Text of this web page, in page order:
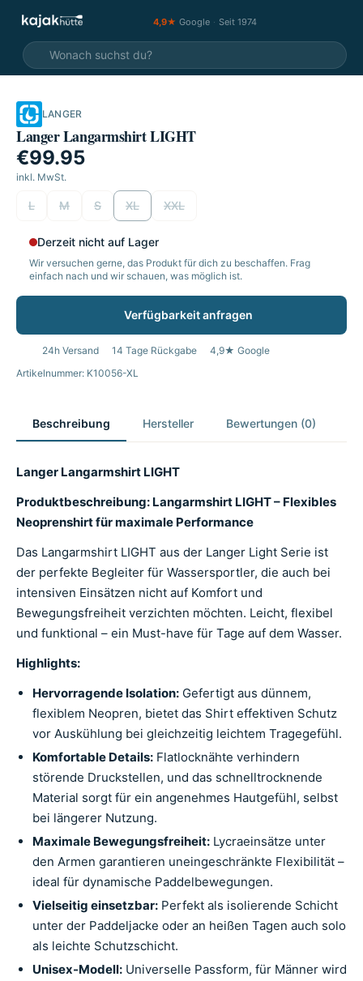
4,9★ Google · Seit 1974
LANGER
Langer Langarmshirt LIGHT
€99.95
inkl. MwSt.
wählen
L M S XL XXL
Derzeit nicht auf Lager
Wir versuchen gerne, das Produkt für dich zu beschaffen. Frag
einfach nach und wir schauen, was möglich ist.
Verfügbarkeit anfragen
24h Versand 14 Tage Rückgabe
4,9★ Google
Artikelnummer: K10056-XL
Beschreibung Hersteller Bewertungen (0)
Langer Langarmshirt LIGHT
Produktbeschreibung: Langarmshirt LIGHT – Flexibles
Neoprenshirt für maximale Performance
Das Langarmshirt LIGHT aus der Langer Light Serie ist
der perfekte Begleiter für Wassersportler, die auch bei
intensiven Einsätzen nicht auf Komfort und
Bewegungsfreiheit verzichten möchten. Leicht, flexibel
und funktional – ein Must-have für Tage auf dem Wasser.
Highlights:
Hervorragende Isolation: Gefertigt aus dünnem,
flexiblem Neopren, bietet das Shirt effektiven Schutz
vor Auskühlung bei gleichzeitig leichtem Tragegefühl.
Komfortable Details: Flatlocknähte verhindern
störende Druckstellen, und das schnelltrocknende
Material sorgt für ein angenehmes Hautgefühl, selbst
bei längerer Nutzung.
Maximale Bewegungsfreiheit: Lycraeinsätze unter
den Armen garantieren uneingeschränkte Flexibilität –
ideal für dynamische Paddelbewegungen.
Vielseitig einsetzbar: Perfekt als isolierende Schicht
unter der Paddeljacke oder an heißen Tagen auch solo
als leichte Schutzschicht.
Unisex-Modell: Universelle Passform, für Männer wird